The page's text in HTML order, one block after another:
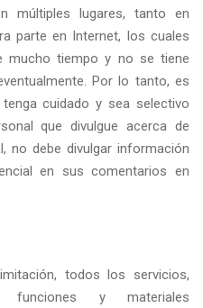
múltiples lugares, tanto en
parte en Internet, los cuales
mucho tiempo y no se tiene
Por lo tanto, es
cuidado y sea selectivo
que divulgue acerca de
no debe divulgar información
en sus comentarios en
todos los servicios,
funciones y materiales